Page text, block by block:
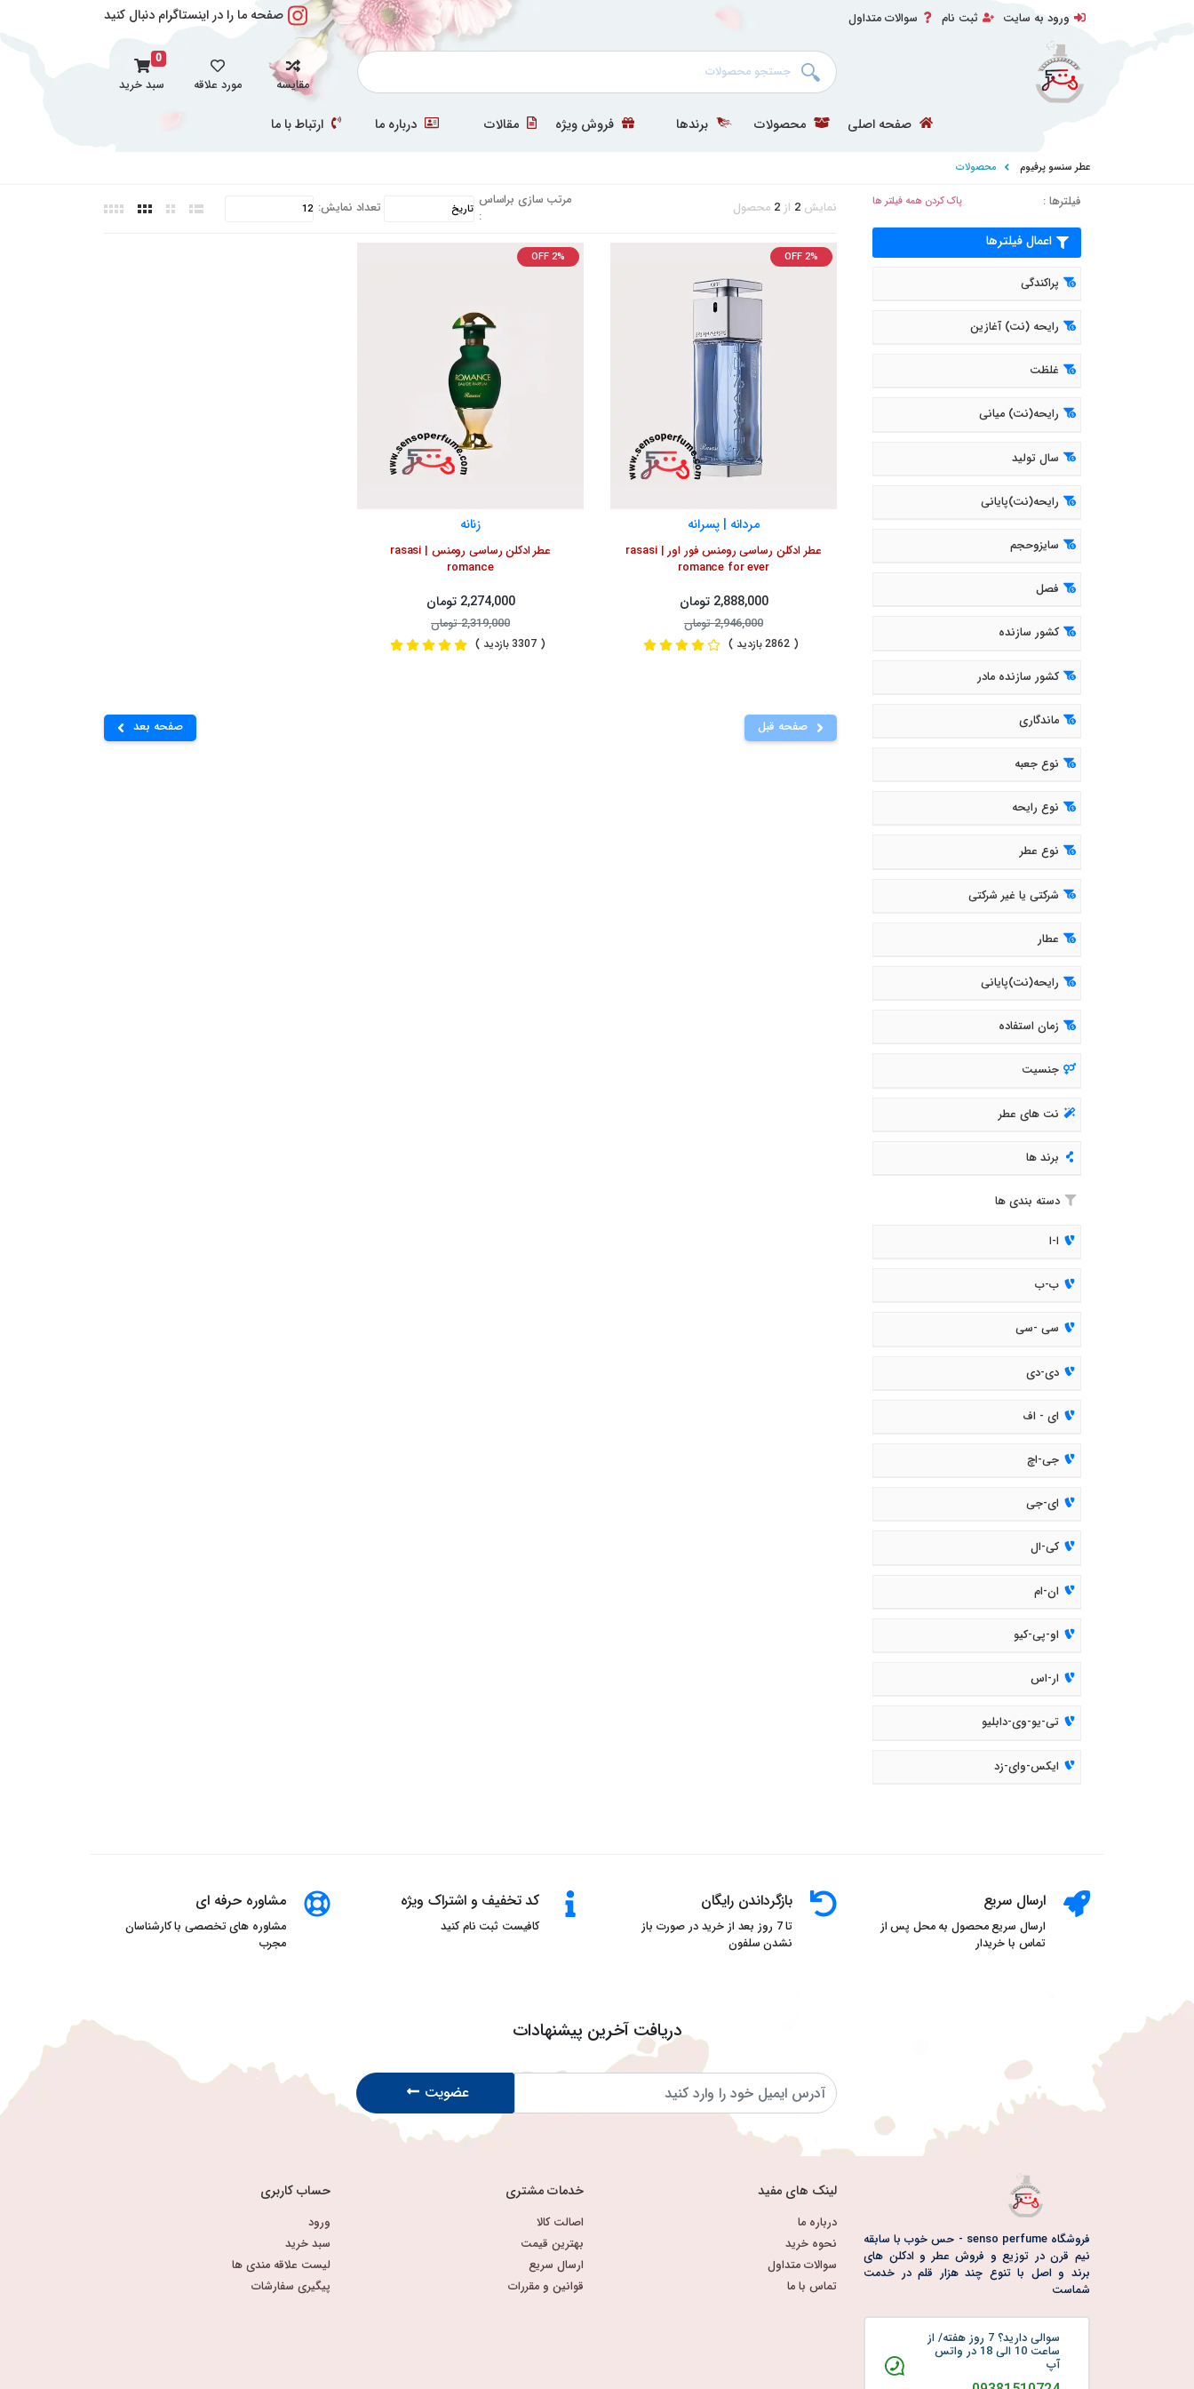
ورود به سایت ثبت نام سوالات متداول صفحه ما را در اینستاگرام دنبال کنید
مقایسه مورد علاقه
0
سبد خرید
صفحه اصلی محصولات برندها فروش ویژه مقالات درباره ما ارتباط با ما
عطر سنسو پرفیوم محصولات
نمایش 2 از 2 محصول
مرتب سازی براساس
:
تعداد نمایش:
OFF 2%
مردانه | پسرانه
عطر ادکلن رساسی رومنس فور اور | rasasi
romance for ever
2,888,000 تومان
2,946,000 تومان
( 2862 بازدید )
OFF 2%
زنانه
عطر ادکلن رساسی رومنس | rasasi
romance
2,274,000 تومان
2,319,000 تومان
( 3307 بازدید )
صفحه قبل صفحه بعد
فیلترها : پاک کردن همه فیلتر ها
اعمال فیلترها
پراکندگی
رایحه (نت) آغازین
غلظت
رایحه(نت) میانی
سال تولید
رایحه(نت)پایانی
سایزوحجم
فصل
کشور سازنده
کشور سازنده مادر
ماندگاری
نوع جعبه
نوع رایحه
نوع عطر
شرکتی یا غیر شرکتی
عطار
رایحه(نت)پایانی
زمان استفاده
جنسیت
نت های عطر
برند ها
دسته بندی ها
ا-ا
ب-ب
سی -سی
دی-دی
ای - اف
جی-اچ
ای-جی
کی-ال
ان-ام
او-پی-کیو
ار-اس
تی-یو-وی-دابلیو
ایکس-وای-زد
ارسال سریع
ارسال سریع محصول به محل پس از
تماس با خریدار
بازگرداندن رایگان
تا 7 روز بعد از خرید در صورت باز
نشدن سلفون
کد تخفیف و اشتراک ویژه
کافیست ثبت نام کنید
مشاوره حرفه ای
مشاوره های تخصصی با کارشناسان
مجرب
دریافت آخرین پیشنهادات
عضویت
فروشگاه senso perfume - حس خوب با سابقه
نیم قرن در توزیع و فروش عطر و ادکلن های
برند و اصل با تنوع چند هزار قلم در خدمت
شماست
سوالی دارید؟ 7 روز هفته/ از
ساعت 10 الی 18 در واتس
آپ
لینک های مفید
درباره ما
نحوه خرید
سوالات متداول
تماس با ما
خدمات مشتری
اصالت کالا
بهترین قیمت
ارسال سریع
قوانین و مقررات
حساب کاربری
ورود
سبد خرید
لیست علاقه مندی ها
پیگیری سفارشات